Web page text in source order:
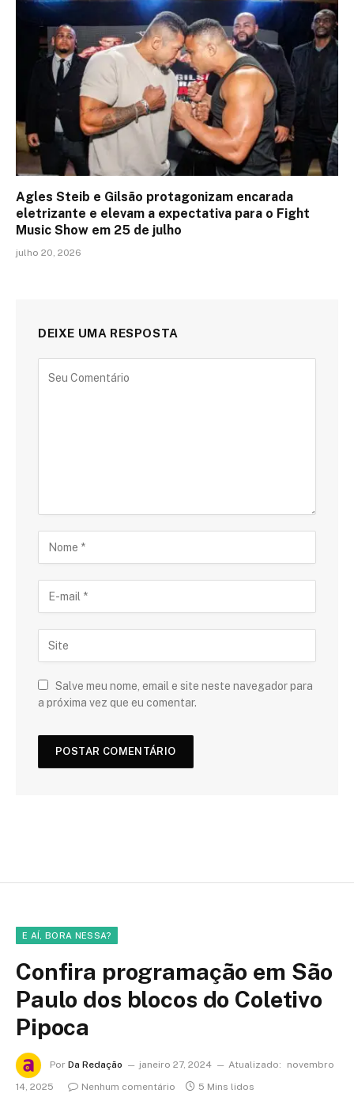
Agles Steib e Gilsão protagonizam encarada
eletrizante e elevam a expectativa para o Fight
Music Show em 25 de julho
julho 20, 2026
DEIXE UMA RESPOSTA
Salve meu nome, email e site neste navegador para
a próxima vez que eu comentar.
E AÍ, BORA NESSA?
Confira programação em São
Paulo dos blocos do Coletivo
Pipoca
Por Da Redação janeiro 27, 2024 Atualizado:
novembro
14, 2025
Nenhum comentário 5 Mins lidos